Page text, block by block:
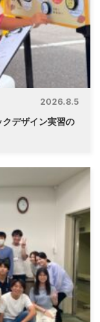
2026.8.5
デザイン実習の